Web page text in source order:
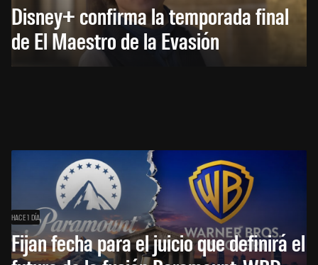
Disney+ confirma la temporada final
de El Maestro de la Evasión
HACE 1 DÍA
Fijan fecha para el juicio que definirá el